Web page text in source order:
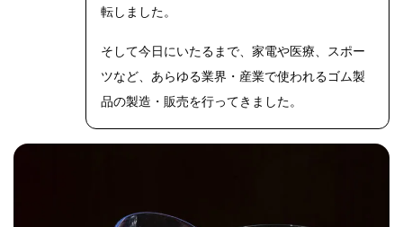
転しました。
そして今日にいたるまで、家電や医療、スポー
ツなど、あらゆる業界・産業で使われるゴム製
品の製造・販売を行ってきました。